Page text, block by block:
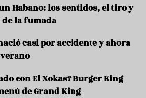
Habano: los sentidos, el tiro y
la fumada
casi por accidente y ahora
con El Xokas? Burger King
de Grand King